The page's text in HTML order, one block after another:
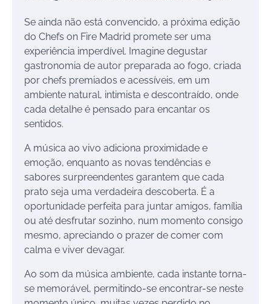
Se ainda não está convencido, a próxima edição
do Chefs on Fire Madrid promete ser uma
experiência imperdível. Imagine degustar
gastronomia de autor preparada ao fogo, criada
por chefs premiados e acessíveis, em um
ambiente natural, intimista e descontraído, onde
cada detalhe é pensado para encantar os
sentidos.
A música ao vivo adiciona proximidade e
emoção, enquanto as novas tendências e
sabores surpreendentes garantem que cada
prato seja uma verdadeira descoberta. É a
oportunidade perfeita para juntar amigos, família
ou até desfrutar sozinho, num momento consigo
mesmo, apreciando o prazer de comer com
calma e viver devagar.
Ao som da música ambiente, cada instante torna-
se memorável, permitindo-se encontrar-se neste